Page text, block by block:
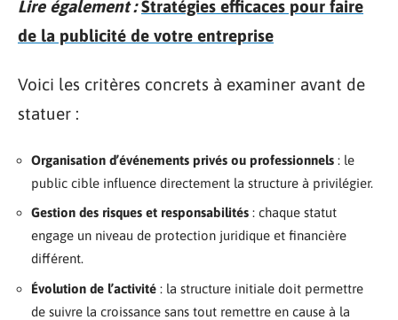
Lire également : Stratégies efficaces pour faire
de la publicité de votre entreprise
Voici les critères concrets à examiner avant de
statuer :
Organisation d’événements privés ou professionnels : le
public cible influence directement la structure à privilégier.
Gestion des risques et responsabilités : chaque statut
engage un niveau de protection juridique et financière
différent.
Évolution de l’activité : la structure initiale doit permettre
de suivre la croissance sans tout remettre en cause à la